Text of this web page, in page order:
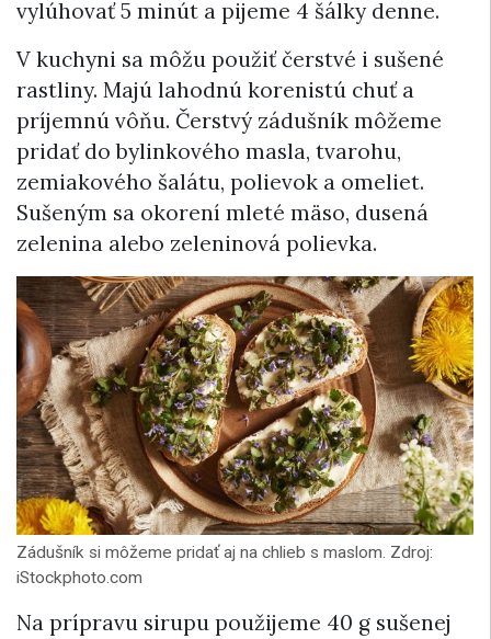
vylúhovať 5 minút a pijeme 4 šálky denne.
V kuchyni sa môžu použiť čerstvé i sušené
rastliny. Majú lahodnú korenistú chuť a
príjemnú vôňu. Čerstvý zádušník môžeme
pridať do bylinkového masla, tvarohu,
zemiakového šalátu, polievok a omeliet.
Sušeným sa okorení mleté mäso, dusená
zelenina alebo zeleninová polievka.
Zádušník si môžeme pridať aj na chlieb s maslom. Zdroj:
iStockphoto.com
Na prípravu sirupu použijeme 40 g sušenej